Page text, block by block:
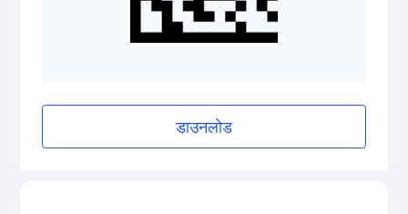
डाउनलोड